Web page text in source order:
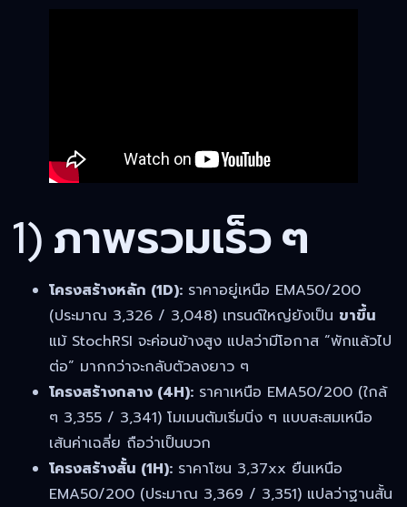
1) ภาพรวมเร็ว ๆ
โครงสร้างหลัก (1D): ราคาอยู่เหนือ EMA50/200
(ประมาณ 3,326 / 3,048) เทรนด์ใหญ่ยังเป็น ขาขึ้น
แม้ StochRSI จะค่อนข้างสูง แปลว่ามีโอกาส “พักแล้วไป
ต่อ” มากกว่าจะกลับตัวลงยาว ๆ
โครงสร้างกลาง (4H): ราคาเหนือ EMA50/200 (ใกล้
ๆ 3,355 / 3,341) โมเมนตัมเริ่มนิ่ง ๆ แบบสะสมเหนือ
เส้นค่าเฉลี่ย ถือว่าเป็นบวก
โครงสร้างสั้น (1H): ราคาโซน 3,37xx ยืนเหนือ
EMA50/200 (ประมาณ 3,369 / 3,351) แปลว่าฐานสั้น